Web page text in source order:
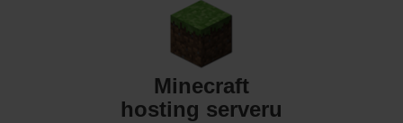
Minecraft
hosting serveru